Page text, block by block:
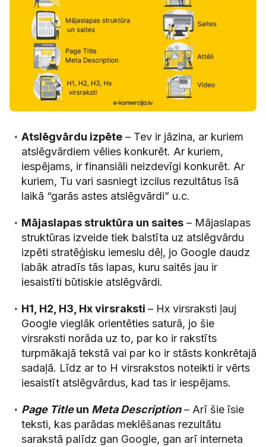
Atslēgvārdu izpēte – Tev ir jāzina, ar kuriem
atslēgvārdiem vēlies konkurēt. Ar kuriem,
iespējams, ir finansiāli neizdevīgi konkurēt. Ar
kuriem, Tu vari sasniegt izcilus rezultātus īsā
laikā “garās astes atslēgvārdi” u.c.
Mājaslapas struktūra un saites – Mājaslapas
struktūras izveide tiek balstīta uz atslēgvārdu
izpēti stratēģisku iemeslu dēļ, jo Google daudz
labāk atradīs tās lapas, kuru saitēs jau ir
iesaistīti būtiskie atslēgvārdi.
H1, H2, H3, Hx virsraksti – Hx virsraksti ļauj
Google vieglāk orientēties saturā, jo šie
virsraksti norāda uz to, par ko ir rakstīts
turpmākajā tekstā vai par ko ir stāsts konkrētajā
sadaļā. Līdz ar to H virsrakstos noteikti ir vērts
iesaistīt atslēgvārdus, kad tas ir iespējams.
Page Titleun Meta Description– Arī šie īsie
teksti, kas parādas meklēšanas rezultātu
sarakstā palīdz gan Google, gan arī interneta